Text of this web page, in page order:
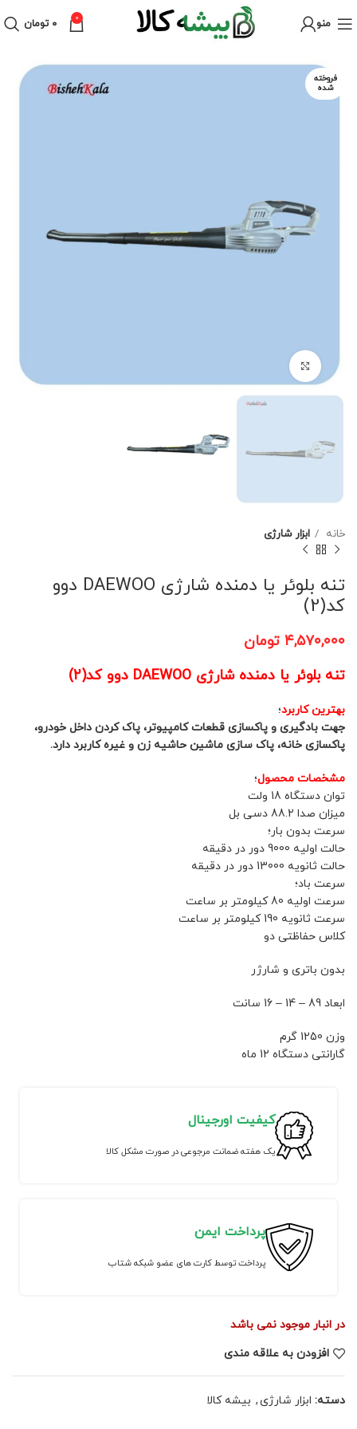
منو 0 ۰ تومان
فروخته
شده
خانه ابزار شارژی
تنه بلوئر یا دمنده شارژی DAEWOO دوو
کد(2)
۴,۵۷۰,۰۰۰ تومان
تنه بلوئر یا دمنده شارژی DAEWOO دوو کد(2)
بهترین کاربرد؛
جهت بادگیری و پاکسازی قطعات کامپیوتر، پاک کردن داخل خودرو،
پاکسازی خانه، پاک سازی ماشین حاشیه زن و غیره کاربرد دارد.
مشخصات محصول؛
توان دستگاه 18 ولت
میزان صدا 88.2 دسی بل
سرعت بدون بار؛
حالت اولیه 9000 دور در دقیقه
حالت ثانویه 13000 دور در دقیقه
سرعت باد؛
سرعت اولیه 80 کیلومتر بر ساعت
سرعت ثانویه 190 کیلومتر بر ساعت
کلاس حفاظتی دو
بدون باتری و شارژر
ابعاد 89 – 14 – 16 سانت
وزن 1250 گرم
گارانتی دستگاه 12 ماه
کیفیت اورجینال
یک هفته ضمانت مرجوعی در صورت مشکل کالا
پرداخت ایمن
پرداخت توسط کارت های عضو شبکه شتاب
در انبار موجود نمی باشد
افزودن به علاقه مندی
دسته: ابزار شارژی, بیشه کالا